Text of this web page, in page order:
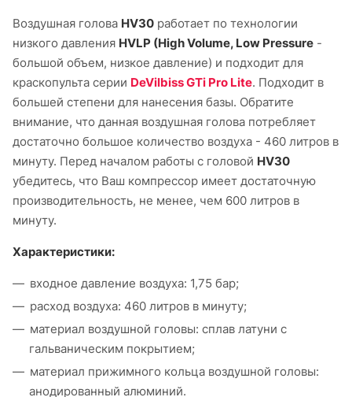
Воздушная голова HV30 работает по технологии
низкого давления HVLP (High Volume, Low Pressure -
большой объем, низкое давление) и подходит для
краскопульта серии DeVilbiss GTi Pro Lite. Подходит в
большей степени для нанесения базы. Обратите
внимание, что данная воздушная голова потребляет
достаточно большое количество воздуха - 460 литров в
минуту. Перед началом работы с головой HV30
убедитесь, что Ваш компрессор имеет достаточную
производительность, не менее, чем 600 литров в
минуту.
Характеристики:
входное давление воздуха: 1,75 бар;
расход воздуха: 460 литров в минуту;
материал воздушной головы: сплав латуни с
гальваническим покрытием;
материал прижимного кольца воздушной головы:
анодированный алюминий.